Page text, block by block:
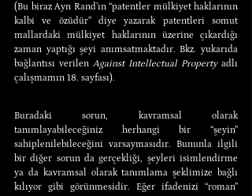
(Bu biraz Ayn Rand’ın “patentler mülkiyet haklarının
kalbi ve özüdür” diye yazarak patentleri somut
mallardaki mülkiyet haklarının üzerine çıkardığı
zaman yaptığı şeyi anımsatmaktadır. Bkz. yukarıda
bağlantısı verilen Against Intellectual Property adlı
çalışmamın 18. sayfası).
Buradaki sorun, kavramsal olarak
tanımlayabileceğiniz herhangi bir “şeyin”
sahiplenilebileceğini varsaymasıdır. Bununla ilgili
bir diğer sorun da gerçekliği, şeyleri isimlendirme
ya da kavramsal olarak tanımlama şeklimize bağlı
kılıyor gibi görünmesidir. Eğer ifadenizi “roman”